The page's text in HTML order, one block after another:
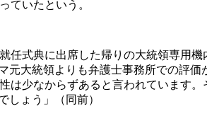
ていたという。
式典に出席した帰りの大統領専用
大統領よりも弁護士事務所での評
少なからずあると言われています
しょう」（同前）